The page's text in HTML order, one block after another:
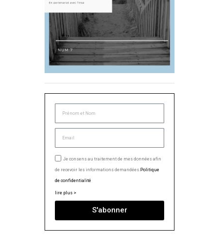
Je consens au traitement de mes données afin
de recevoir les informations demandées. Politique
de confidentialité
lire plus >
S'abonner